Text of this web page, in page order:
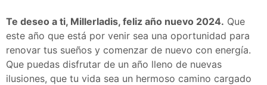
Te deseo a ti, Millerladis, feliz año nuevo 2024. Que
este año que está por venir sea una oportunidad para
renovar tus sueños y comenzar de nuevo con energía.
Que puedas disfrutar de un año lleno de nuevas
ilusiones, que tu vida sea un hermoso camino cargado